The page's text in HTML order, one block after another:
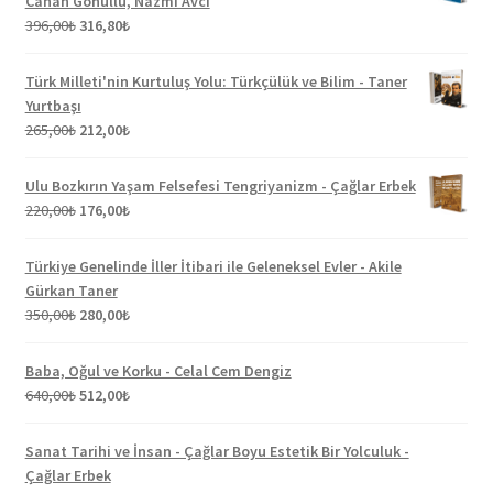
396,00₺ Orijinal
396,00₺.
316,80₺Şu
fiyat:
Türk Milleti'nin Kurtuluş Yolu: Türkçülük ve Bilim - Taner
Yurtbaşı
265,00₺ Orijinal
265,00₺.
212,00₺Şu
fiyat:
212,00₺.
Ulu Bozkırın Yaşam Felsefesi Tengriyanizm - Çağlar Erbek
220,00₺ Orijinal
220,00₺.
176,00₺Şu
fiyat:
Türkiye Genelinde İller İtibari ile Geleneksel Evler - Akile
Gürkan Taner
350,00₺ Orijinal
350,00₺.
280,00₺Şu
fiyat:
Baba, Oğul ve Korku - Celal Cem Dengiz
640,00₺Orijinal
640,00₺.
512,00₺Şu
fiyat:
Sanat Tarihi ve İnsan - Çağlar Boyu Estetik Bir Yolculuk -
Çağlar Erbek